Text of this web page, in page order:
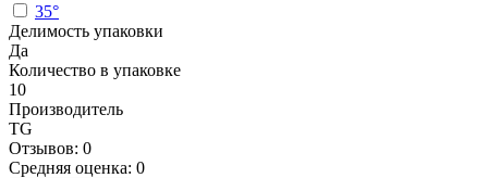
35°
Делимость упаковки
Да
Количество в упаковке
10
Производитель
TG
Отзывов: 0
Средняя оценка: 0